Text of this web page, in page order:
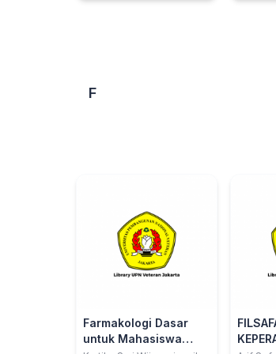
F
Farmakologi Dasar
untuk Mahasiswa